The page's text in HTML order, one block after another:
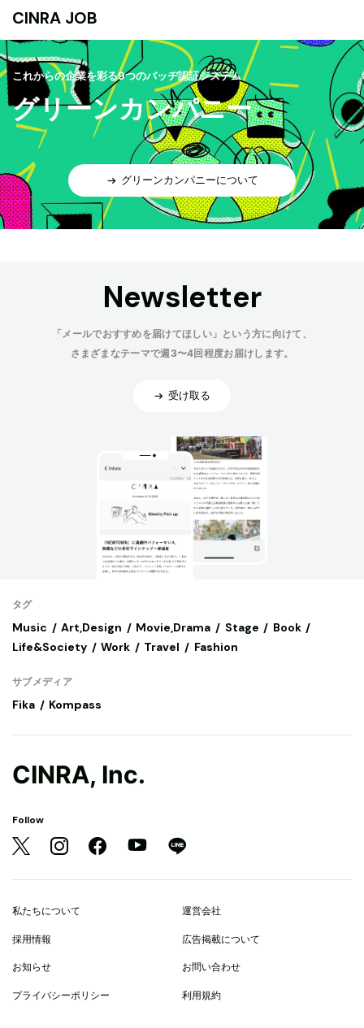
CINRA JOB
これからの企業を彩る9つのバッヂ認証システム
グリーンカンパニー
グリーンカンパニーについて
Newsletter
「メールでおすすめを届けてほしい」という方に向けて、
さまざまなテーマで週3〜4回程度お届けします。
受け取る
タグ
Music Art,Design Movie,Drama Stage
Book
Life&Society
Work Travel Fashion
サブメディア
Fika Kompass
CINRA, Inc.
Follow
私たちについて 運営会社
採用情報 広告掲載について
お知らせ お問い合わせ
プライバシーポリシー 利用規約